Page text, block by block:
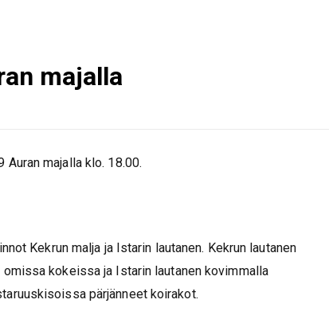
majalla
majalla klo. 18.00.
Kekrun malja ja Istarin lautanen. Kekrun lautanen
kokeissa ja Istarin lautanen kovimmalla
pärjänneet koirakot.